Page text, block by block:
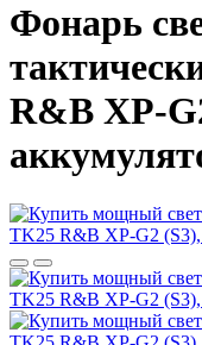
Фонарь
R&B XP-